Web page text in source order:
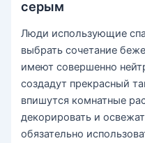
серым
Люди использующие
выбрать сочетание
имеют совершенно
создадут прекрасный
впишутся комнатные
декорировать и
обязательно